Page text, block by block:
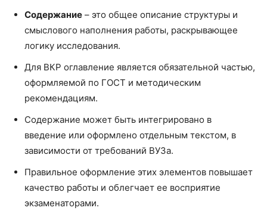
Содержание – это общее описание структуры и
смыслового наполнения работы, раскрывающее
логику исследования.
Для ВКР оглавление является обязательной частью,
оформляемой по ГОСТ и методическим
рекомендациям.
Содержание может быть интегрировано в
введение или оформлено отдельным текстом, в
зависимости от требований ВУЗа.
Правильное оформление этих элементов повышает
качество работы и облегчает ее восприятие
экзаменаторами.